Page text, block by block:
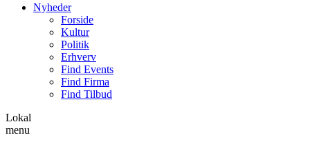
Nyheder
Forside
Kultur
Politik
Erhverv
Find Events
Find Firma
Find Tilbud
Lokal
menu